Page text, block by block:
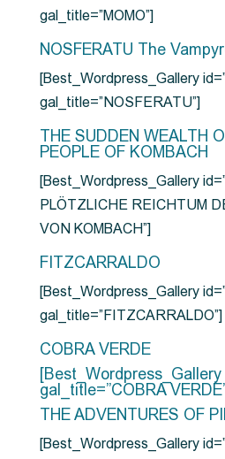
gal_title=”MOMO”]
NOSFERATU The
[Best_Wordpress_Gallery
gal_title=”NOSFERATU”]
THE SUDDEN WEALTH
PEOPLE OF KOMBACH
[Best_Wordpress_Gallery
PLÖTZLICHE REICHTUM
VON KOMBACH”]
FITZCARRALDO
[Best_Wordpress_Gallery
gal_title=”FITZCARRALDO”]
COBRA VERDE
[Best_Wordpress_Gallery
gal_title=”COBRA
THE ADVENTURES OF
[Best_Wordpress_Gallery